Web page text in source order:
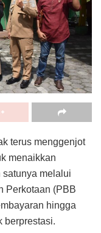
terus menggenjot
menaikkan
satunya melalui
Perkotaan (PBB
hingga
berprestasi.